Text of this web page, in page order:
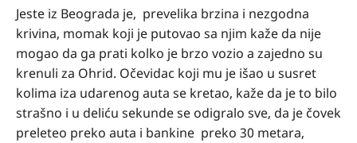
Jeste iz Beograda je, prevelika brzina i nezgodna
krivina, momak koji je putovao sa njim kaže da nije
mogao da ga prati kolko je brzo vozio a zajedno su
krenuli za Ohrid. Očevidac koji mu je išao u susret
kolima iza udarenog auta se kretao, kaže da je to bilo
strašno i u deliću sekunde se odigralo sve, da je čovek
preleteo preko auta i bankine preko 30 metara,